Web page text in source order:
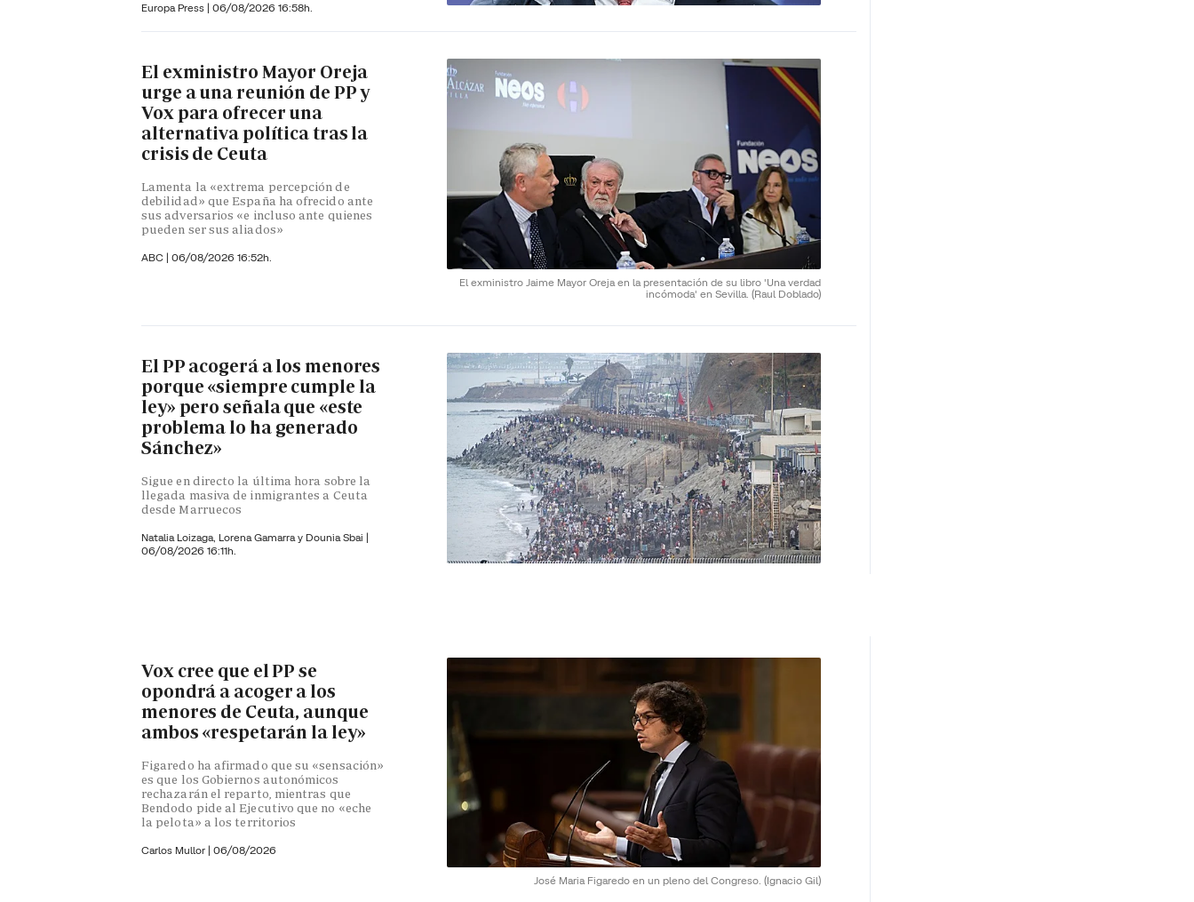
Europa Press | 06/08/2026 16:58h.
El exministro Jaime Mayor Oreja en la presentación de su libro 'Una verdad
incómoda' en Sevilla. (Raul Doblado)
El exministro Mayor Oreja
urge a una reunión de PP y
Vox para ofrecer una
alternativa política tras la
crisis de Ceuta
Lamenta la «extrema percepción de
debilidad» que España ha ofrecido ante
sus adversarios «e incluso ante quienes
pueden ser sus aliados»
ABC | 06/08/2026 16:52h.
El PP acogerá a los menores
porque «siempre cumple la
ley» pero señala que «este
problema lo ha generado
Sánchez»
Sigue en directo la última hora sobre la
llegada masiva de inmigrantes a Ceuta
desde Marruecos
Natalia Loizaga, Lorena Gamarra y Dounia Sbai |
06/08/2026 16:11h.
José Maria Figaredo en un pleno del Congreso. (Ignacio Gil)
Vox cree que el PP se
opondrá a acoger a los
menores de Ceuta, aunque
ambos «respetarán la ley»
Figaredo ha afirmado que su «sensación»
es que los Gobiernos autonómicos
rechazarán el reparto, mientras que
Bendodo pide al Ejecutivo que no «eche
la pelota» a los territorios
Carlos Mullor | 06/08/2026